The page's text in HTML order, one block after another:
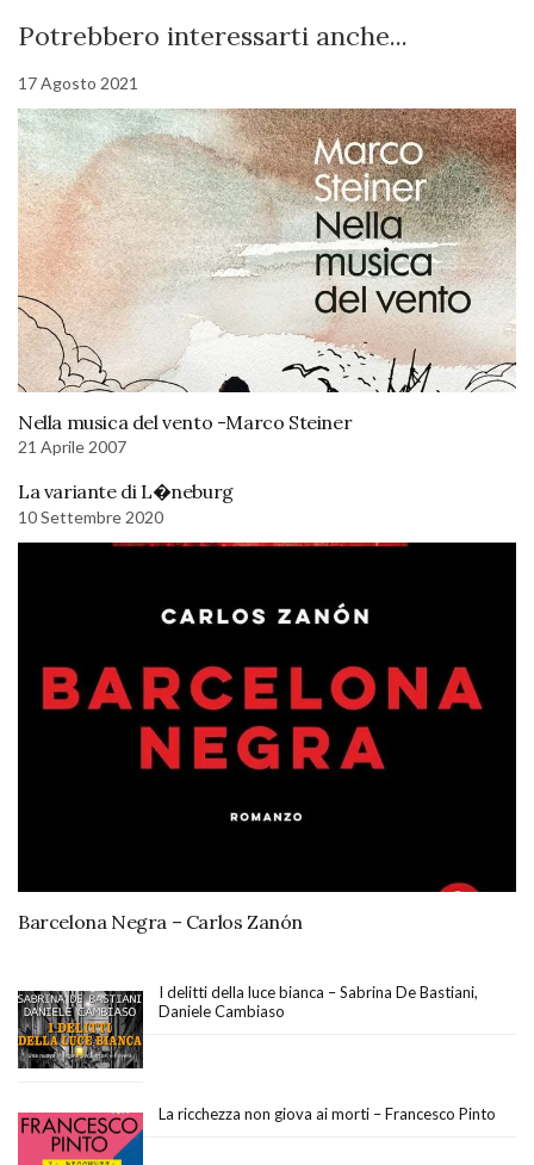
Potrebbero interessarti anche...
17 Agosto 2021
Nella musica del vento -Marco Steiner
21 Aprile 2007
La variante di L�neburg
10 Settembre 2020
Barcelona Negra – Carlos Zanón
I delitti della luce bianca – Sabrina De Bastiani,
Daniele Cambiaso
La ricchezza non giova ai morti – Francesco Pinto